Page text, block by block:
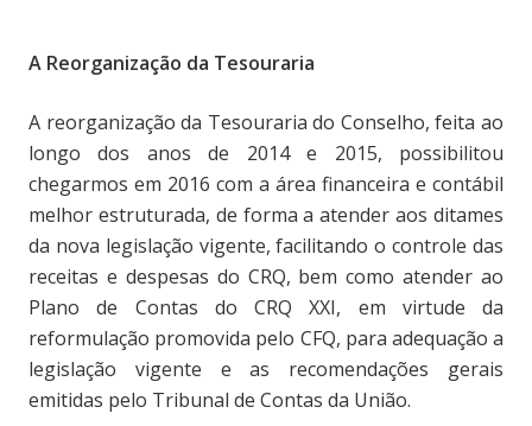
A Reorganização da Tesouraria
A reorganização da Tesouraria do Conselho, feita ao
longo dos anos de 2014 e 2015, possibilitou
chegarmos em 2016 com a área financeira e contábil
melhor estruturada, de forma a atender aos ditames
da nova legislação vigente, facilitando o controle das
receitas e despesas do CRQ, bem como atender ao
Plano de Contas do CRQ XXI, em virtude da
reformulação promovida pelo CFQ, para adequação a
legislação vigente e as recomendações gerais
emitidas pelo Tribunal de Contas da União.